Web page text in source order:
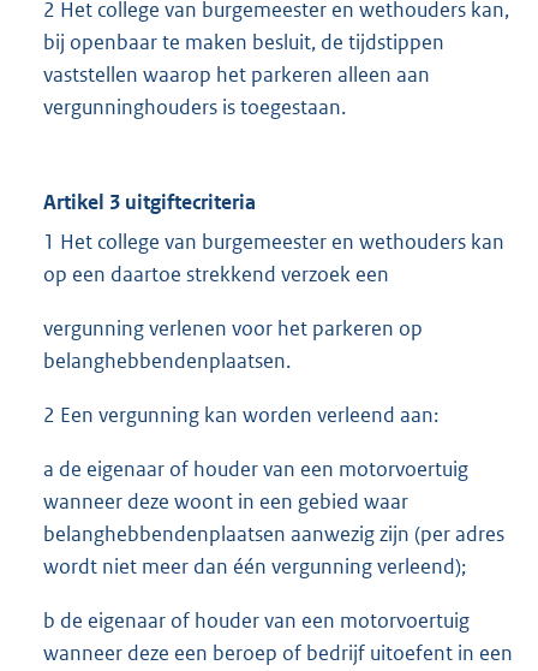
2 Het college van burgemeester en wethouders kan,
bij openbaar te maken besluit, de tijdstippen
vaststellen waarop het parkeren alleen aan
vergunninghouders is toegestaan.
Artikel 3 uitgiftecriteria
1 Het college van burgemeester en wethouders kan
op een daartoe strekkend verzoek een
vergunning verlenen voor het parkeren op
belanghebbendenplaatsen.
2 Een vergunning kan worden verleend aan:
a de eigenaar of houder van een motorvoertuig
wanneer deze woont in een gebied waar
belanghebbendenplaatsen aanwezig zijn (per adres
wordt niet meer dan één vergunning verleend);
b de eigenaar of houder van een motorvoertuig
wanneer deze een beroep of bedrijf uitoefent in een